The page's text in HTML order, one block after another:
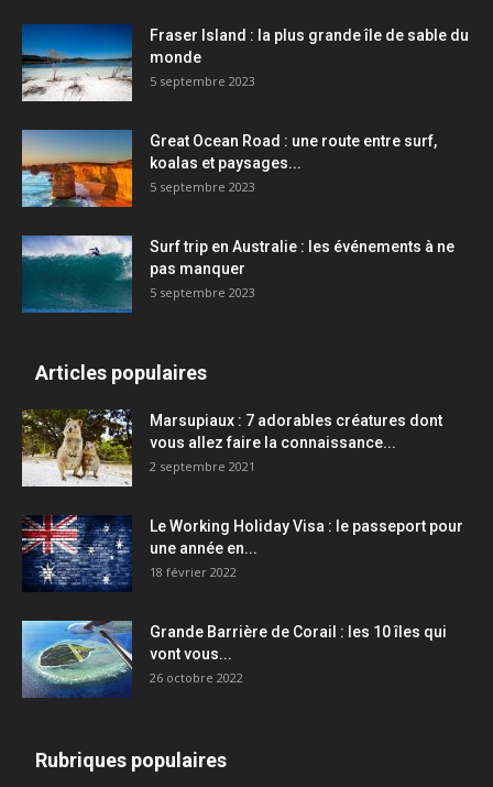
Fraser Island : la plus grande île de sable du
monde
5 septembre 2023
Great Ocean Road : une route entre surf,
koalas et paysages...
5 septembre 2023
Surf trip en Australie : les événements à ne
pas manquer
5 septembre 2023
Articles populaires
Marsupiaux : 7 adorables créatures dont
vous allez faire la connaissance...
2 septembre 2021
Le Working Holiday Visa : le passeport pour
une année en...
18 février 2022
Grande Barrière de Corail : les 10 îles qui
vont vous...
26 octobre 2022
Rubriques populaires